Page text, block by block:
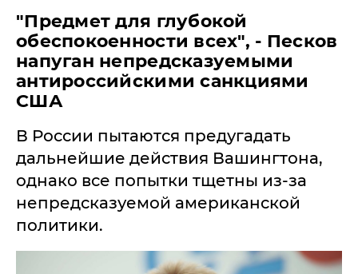
"Предмет для глубокой
обеспокоенности всех", - Песков
напуган непредсказуемыми
антироссийскими санкциями
США
В России пытаются предугадать
дальнейшие действия Вашингтона,
однако все попытки тщетны из-за
непредсказуемой американской
политики.